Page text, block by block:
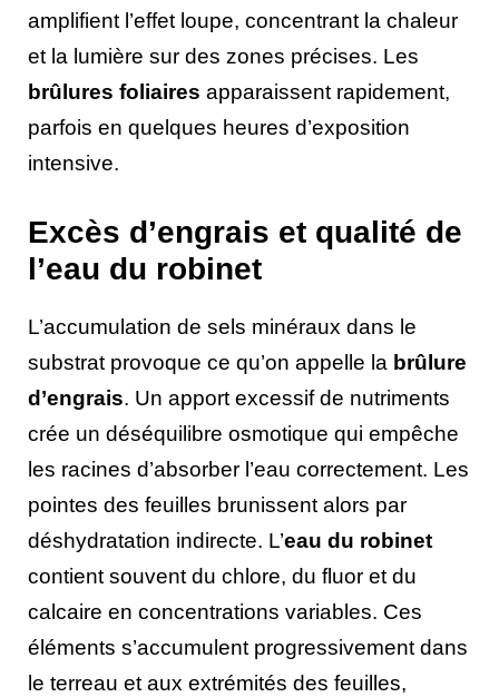
amplifient l’effet loupe, concentrant la chaleur
et la lumière sur des zones précises. Les
brûlures foliaires apparaissent rapidement,
parfois en quelques heures d’exposition
intensive.
Excès d’engrais et qualité de
l’eau du robinet
L’accumulation de sels minéraux dans le
substrat provoque ce qu’on appelle la brûlure
d’engrais. Un apport excessif de nutriments
crée un déséquilibre osmotique qui empêche
les racines d’absorber l’eau correctement. Les
pointes des feuilles brunissent alors par
déshydratation indirecte. L’eau du robinet
contient souvent du chlore, du fluor et du
calcaire en concentrations variables. Ces
éléments s’accumulent progressivement dans
le terreau et aux extrémités des feuilles,